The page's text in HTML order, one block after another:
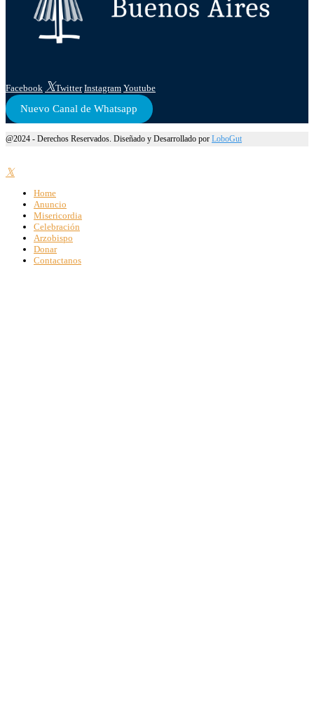
Facebook Twitter Instagram Youtube
Nuevo Canal de Whatsapp
@2024 - Derechos Reservados. Diseñado y Desarrollado por LoboGut
Home
Anuncio
Misericordia
Celebración
Arzobispo
Donar
Contactanos